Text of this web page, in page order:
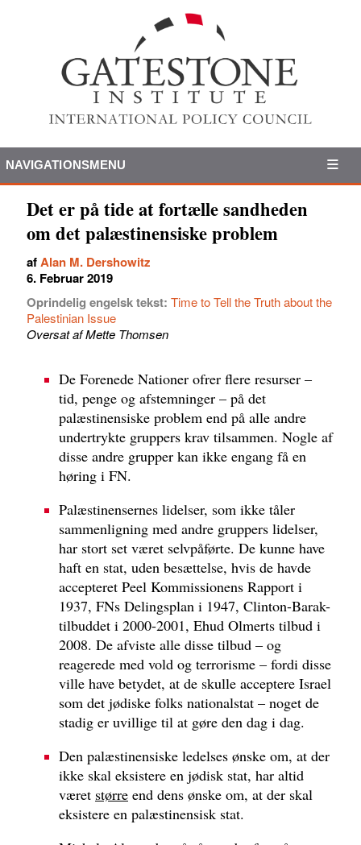
NAVIGATIONSMENU
Det er på tide at fortælle sandheden
om det palæstinensiske problem
afAlan M. Dershowitz
6. Februar 2019
Oprindelig engelsk tekst: Time to Tell the Truth about the
Palestinian Issue
Oversat af Mette Thomsen
De Forenede Nationer ofrer flere resurser –
tid, penge og afstemninger – på det
palæstinensiske problem end på alle andre
undertrykte gruppers krav tilsammen. Nogle af
disse andre grupper kan ikke engang få en
høring i FN.
Palæstinensernes lidelser, som ikke tåler
sammenligning med andre gruppers lidelser,
har stort set været selvpåførte. De kunne have
haft en stat, uden besættelse, hvis de havde
accepteret Peel Kommissionens Rapport i
1937, FNs Delingsplan i 1947, Clinton-Barak-
tilbuddet i 2000-2001, Ehud Olmerts tilbud i
2008. De afviste alle disse tilbud – og
reagerede med vold og terrorisme – fordi disse
ville have betydet, at de skulle acceptere Israel
som det jødiske folks nationalstat – noget de
stadig er uvillige til at gøre den dag i dag.
Den palæstinensiske ledelses ønske om, at der
ikke skal eksistere en jødisk stat, har altid
været større end dens ønske om, at der skal
eksistere en palæstinensisk stat.